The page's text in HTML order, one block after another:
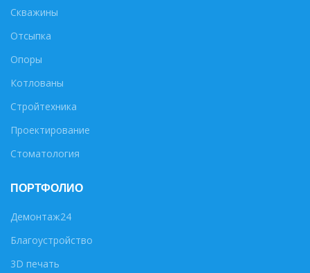
Скважины
Отсыпка
Опоры
Котлованы
Стройтехника
Проектирование
Стоматология
ПОРТФОЛИО
Демонтаж24
Благоустройство
3D печать